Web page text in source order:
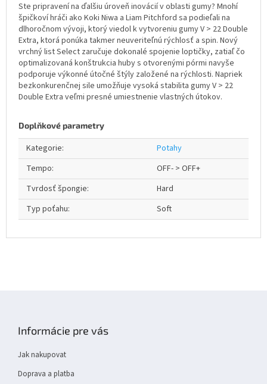
Ste pripravení na ďalšiu úroveň inovácií v oblasti gumy? Mnohí
špičkoví hráči ako Koki Niwa a Liam Pitchford sa podieľali na
dlhoročnom vývoji, ktorý viedol k vytvoreniu gumy V > 22 Double
Extra, ktorá ponúka takmer neuveriteľnú rýchlosť a spin. Nový
vrchný list Select zaručuje dokonalé spojenie loptičky, zatiaľ čo
optimalizovaná konštrukcia huby s otvorenými pórmi navyše
podporuje výkonné útočné štýly založené na rýchlosti. Napriek
bezkonkurenčnej sile umožňuje vysoká stabilita gumy V > 22
Double Extra veľmi presné umiestnenie vlastných útokov.
Doplňkové parametry
Kategorie:
Potahy
Tempo:
OFF- > OFF+
Tvrdosť špongie:
Hard
Typ poťahu: Soft
Informácie pre vás
Jak nakupovat
Doprava a platba